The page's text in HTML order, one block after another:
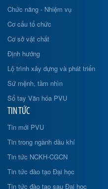
Chức năng - Nhiệm vụ
Cơ cấu tổ chức
Cơ sở vật chất
Định hướng
Lộ trình xây dựng và phát triển
Sứ mệnh, tầm nhìn
Sổ tay Văn hóa PVU
TIN TỨC
Tin mới PVU
Tin trong ngành dầu khí
Tin tức NCKH-CGCN
Tin tức đào tạo Đại học
Tin tức đào tạo sau Đại học